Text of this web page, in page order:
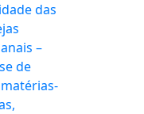
das
–
de